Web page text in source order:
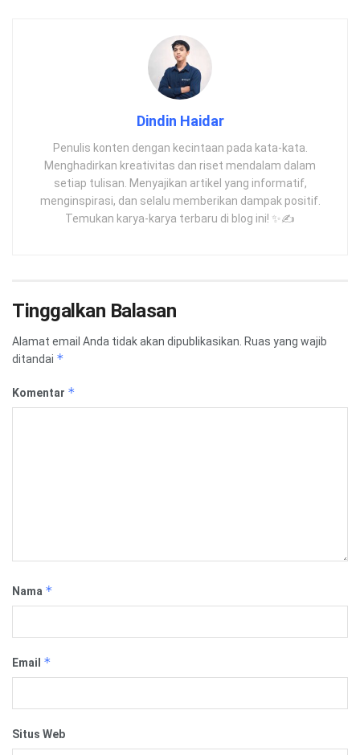
Dindin Haidar
Penulis konten dengan kecintaan pada kata-kata.
Menghadirkan kreativitas dan riset mendalam dalam
setiap tulisan. Menyajikan artikel yang informatif,
menginspirasi, dan selalu memberikan dampak positif.
Temukan karya-karya terbaru di blog ini! ✨✍️
Tinggalkan Balasan
Alamat email Anda tidak akan dipublikasikan. Ruas yang wajib
ditandai *
Komentar *
Nama *
Email *
Situs Web